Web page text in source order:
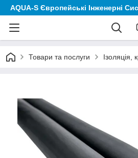
AQUA-S Європейські Інженерні
Товари та послуги Ізоляція,